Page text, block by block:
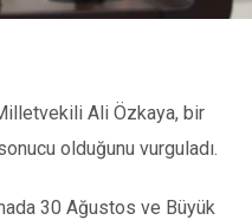
Ali Özkaya, bir
olduğunu vurguladı.
30 Ağustos ve Büyük